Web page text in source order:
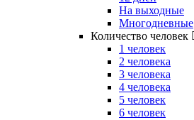
На выходные
Многодневные
Количество человек
1 человек
2 человека
3 человека
4 человека
5 человек
6 человек